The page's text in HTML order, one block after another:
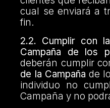
cual se enviará a
fin.
2.2. Cumplir con
Campaña de los
deberán cumplir
de la Campaña de
individuo no
Campaña y no